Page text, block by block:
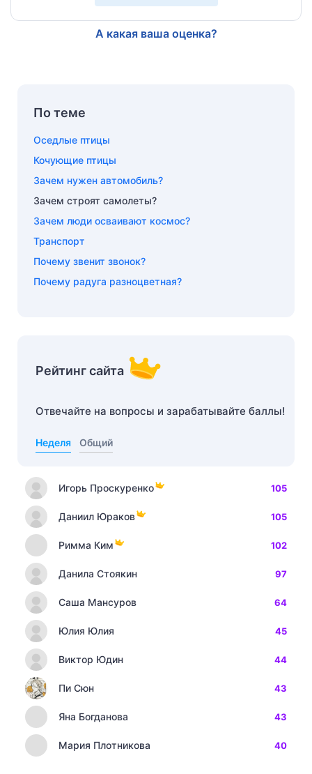
А какая ваша оценка?
По теме
Оседлые птицы
Кочующие птицы
Зачем нужен автомобиль?
Зачем строят самолеты?
Зачем люди осваивают космос?
Транспорт
Почему звенит звонок?
Почему радуга разноцветная?
Рейтинг сайта
Отвечайте на вопросы и зарабатывайте баллы!
Неделя Общий
Игорь Проскуренко 105
Даниил Юраков 105
Римма Ким 102
Данила Стоякин 97
Саша Мансуров 64
Юлия Юлия 45
Виктор Юдин 44
Пи Сюн 43
Яна Богданова 43
Мария Плотникова 40